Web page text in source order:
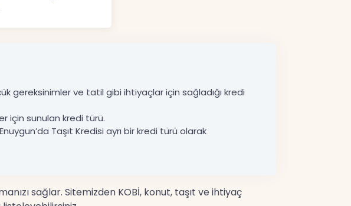
gereksinimler ve tatil gibi ihtiyaçlar için sağladığı kredi
için sunulan kredi türü.
Taşıt Kredisi ayrı bir kredi türü olarak
sağlar. Sitemizden KOBİ, konut, taşıt ve ihtiyaç